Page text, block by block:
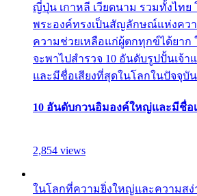
ญี่ปุ่น เกาหลี เวียดนาม รวมทั้งไทย
พระองค์ทรงเป็นสัญลักษณ์แห่งคว
ความช่วยเหลือแก่ผู้ตกทุกข์ได้ยาก
จะพาไปสำรวจ 10 อันดับรูปปั้นเจ้
และมีชื่อเสียงที่สุดในโลกในปัจจุบัน
10 อันดับกวนอิมองค์ใหญ่และมีชื่อ
2,854 views
ในโลกที่ความยิ่งใหญ่และความสง่